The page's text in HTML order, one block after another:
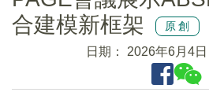
合建模新框架
原創
日期： 2026年6月4